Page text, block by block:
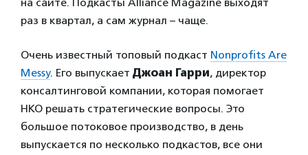
раз в квартал, а сам журнал – чаще.
Очень известный топовый подкаст Nonprofits Are
Messy. Его выпускает Джоан Гарри, директор
консалтинговой компании, которая помогает
НКО решать стратегические вопросы. Это
большое потоковое производство, в день
выпускается по несколько подкастов, все они